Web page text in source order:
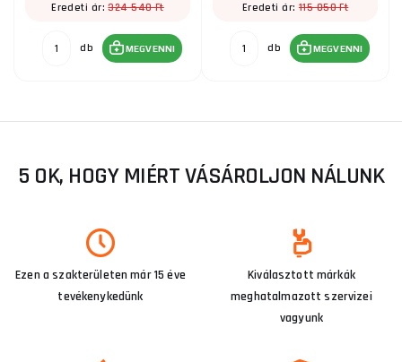
Eredeti ár:324 540 Ft
db MEGVENNI
Eredeti ár: 115 050 Ft
db MEGVENNI
5 OK, HOGY MIÉRT VÁSÁROLJON NÁLUNK
Ezen a szakterületen már 15 éve
tevékenykedünk
Kiválasztott márkák
meghatalmazott szervizei
vagyunk